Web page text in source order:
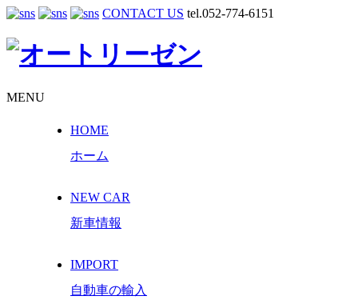
CONTACT US tel.052-774-6151
MENU
HOME
ホーム
NEW CAR
新車情報
IMPORT
自動車の輸入